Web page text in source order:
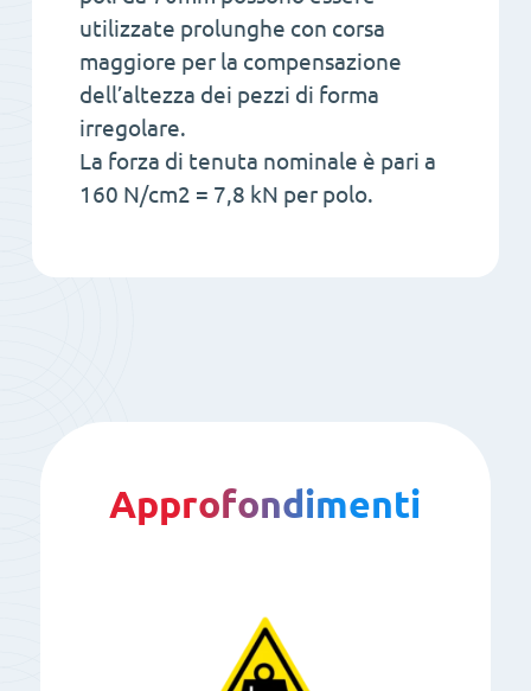
utilizzate prolunghe con corsa
maggiore per la compensazione
dell’altezza dei pezzi di forma
irregolare.
La forza di tenuta nominale è pari a
160 N/cm2 = 7,8 kN per polo.
Approfondimenti